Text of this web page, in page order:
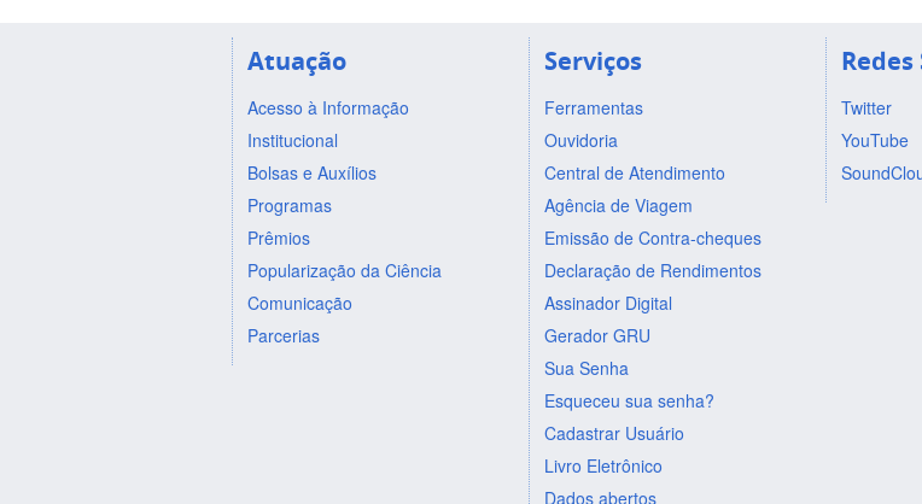
Atuação
Acesso à Informação
Institucional
Bolsas e Auxílios
Programas
Prêmios
Popularização da Ciência
Comunicação
Parcerias
Serviços
Ferramentas
Ouvidoria
Central de Atendimento
Agência de Viagem
Emissão de Contra-cheques
Declaração de Rendimentos
Assinador Digital
Gerador GRU
Sua Senha
Esqueceu sua senha?
Cadastrar Usuário
Livro Eletrônico
Dados abertos
Redes
Twitter
YouTube